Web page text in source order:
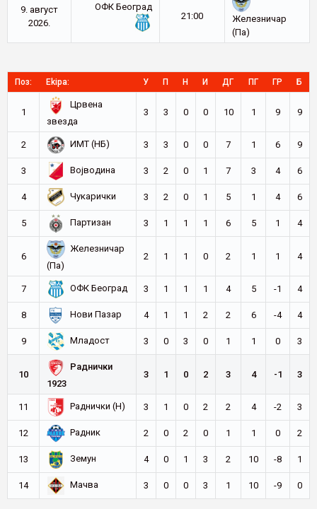
9. август
2026.
ОФК Београд
21:00
Железничар
(Па)
Поз: Ekipa: У П Н И ДГ ПГ ГР Б
1
Црвена
звезда
3 3 0 0 10 1 9 9
2 ИМТ (НБ) 3 3 0 0 7 1 6 9
3 Војводина 3 2 0 1 7 3 4 6
4 Чукарички 3 2 0 1 5 1 4 6
5 Партизан 3 1 1 1 6 5 1 4
6
Железничар
(Па)
2 1 1 0 2 1 1 4
7 ОФК Београд 3 1 1 1 4 5 -1 4
8 Нови Пазар 4 1 1 2 2 6 -4 4
9 Младост 3 0 3 0 1 1 0 3
10
Раднички
1923
3 1 0 2 3 4 -1 3
11 Раднички (Н) 3 1 0 2 2 4 -2 3
12 Радник 2 0 2 0 1 1 0 2
13 Земун 4 0 1 3 2 10 -8 1
14 Мачва 3 0 0 3 1 10 -9 0